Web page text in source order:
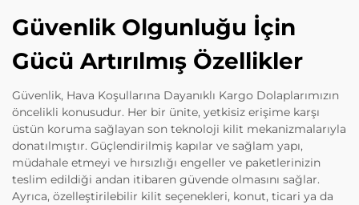
Güvenlik Olgunluğu İçin
Gücü Artırılmış Özellikler
Güvenlik, Hava Koşullarına Dayanıklı Kargo Dolaplarımızın
öncelikli konusudur. Her bir ünite, yetkisiz erişime karşı
üstün koruma sağlayan son teknoloji kilit mekanizmalarıyla
donatılmıştır. Güçlendirilmiş kapılar ve sağlam yapı,
müdahale etmeyi ve hırsızlığı engeller ve paketlerinizin
teslim edildiği andan itibaren güvende olmasını sağlar.
Ayrıca, özelleştirilebilir kilit seçenekleri, konut, ticari ya da